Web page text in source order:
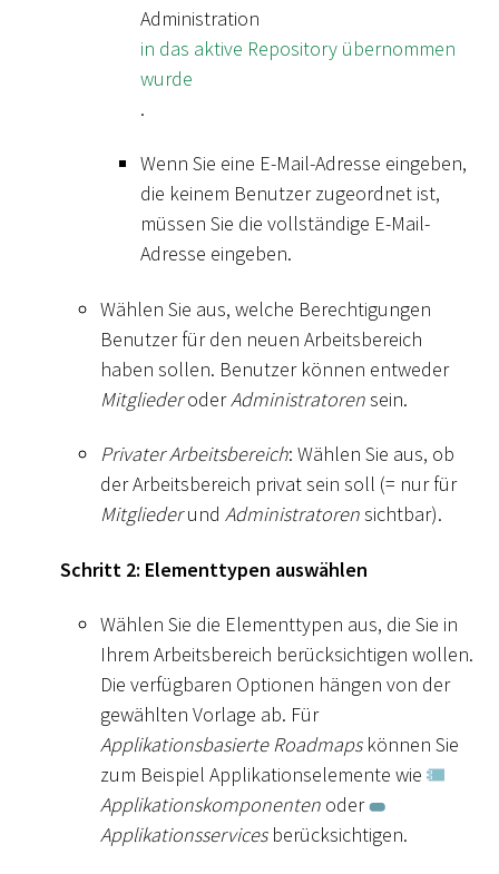
Administration
in das aktive Repository übernommen
wurde
.
Wenn Sie eine E-Mail-Adresse eingeben,
die keinem Benutzer zugeordnet ist,
müssen Sie die vollständige E-Mail-
Adresse eingeben.
Wählen Sie aus, welche Berechtigungen
Benutzer für den neuen Arbeitsbereich
haben sollen. Benutzer können entweder
MitgliederoderAdministratorensein.
Privater Arbeitsbereich: Wählen Sie aus, ob
der Arbeitsbereich privat sein soll (= nur für
Mitgliederund Administratorensichtbar).
Schritt 2: Elementtypen auswählen
Wählen Sie die Elementtypen aus, die Sie in
Ihrem Arbeitsbereich berücksichtigen wollen.
Die verfügbaren Optionen hängen von der
gewählten Vorlage ab. Für
Applikationsbasierte Roadmapskönnen Sie
zum Beispiel Applikationselemente wie
Applikationskomponenten oder
Applikationsservicesberücksichtigen.